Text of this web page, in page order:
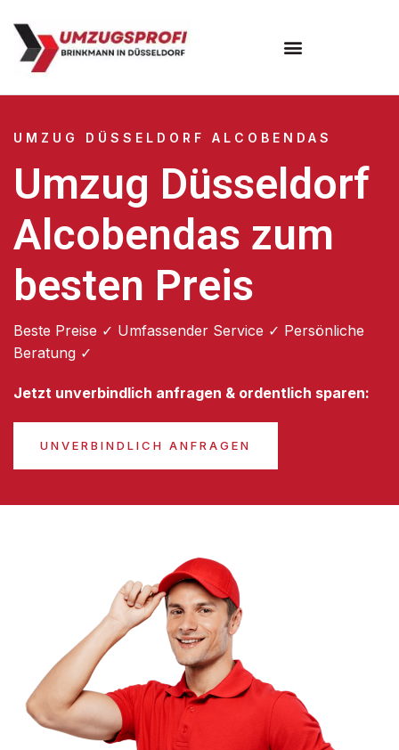
UMZUG DÜSSELDORF ALCOBENDAS
Umzug Düsseldorf
Alcobendas zum
besten Preis
Beste Preise ✓ Umfassender Service ✓ Persönliche
Beratung ✓
Jetzt unverbindlich anfragen & ordentlich sparen:
UNVERBINDLICH ANFRAGEN